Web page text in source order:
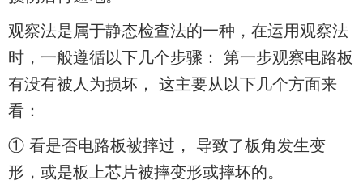
观察法是属于静态检查法的一种，在运用观察法
时，一般遵循以下几个步骤： 第一步观察电路板
有没有被人为损坏， 这主要从以下几个方面来
看：
① 看是否电路板被摔过， 导致了板角发生变
形，或是板上芯片被摔变形或摔坏的。